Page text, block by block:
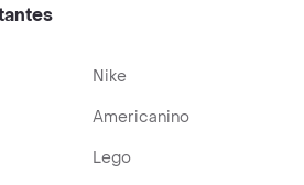
Nike
Americanino
Lego